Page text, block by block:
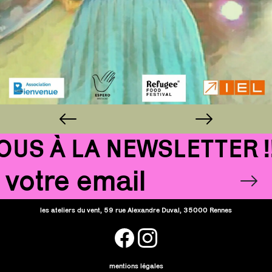
À LA NEWSLETTER !!!
Email
les ateliers du vent, 59 rue Alexandre Duval, 35000 Rennes
facebookinstagram
mentions légales